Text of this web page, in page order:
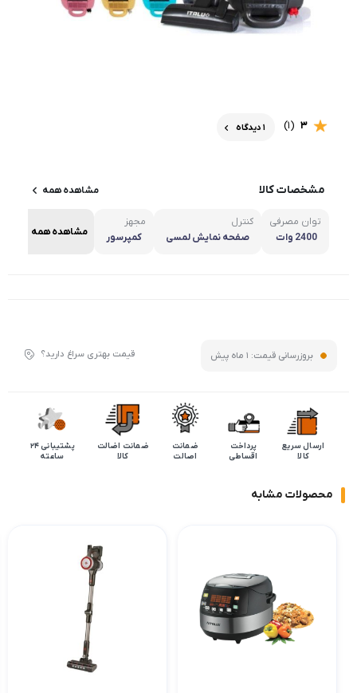
3
(1) 1 دیدگاه
مشخصات کالا مشاهده همه
توان مصرفی
2400 وات
کنترل
صفحه نمایش لمسی
مجهز
کمپرسور
مشاهده همه
بروزرسانی قیمت: 1 ماه پیش قیمت بهتری سراغ دارید؟
ارسال سریع
کالا
پرداخت
اقساطی
ضمانت
اصالت
ضمانت اضالت
کالا
پشتیبانی 24
ساعته
محصولات مشابه